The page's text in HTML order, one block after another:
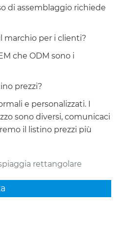
di assemblaggio richiede
marchio per i clienti?
che ODM sono i
prezzi?
e personalizzati. I
sono diversi, comunicaci
il listino prezzi più
rettangolare